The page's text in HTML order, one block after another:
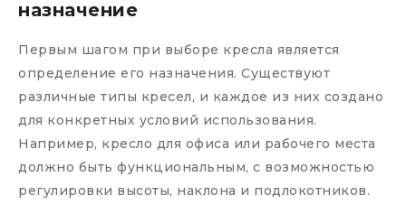
назначение
Первым шагом при выборе кресла является
определение его назначения. Существуют
различные типы кресел, и каждое из них создано
для конкретных условий использования.
Например, кресло для офиса или рабочего места
должно быть функциональным, с возможностью
регулировки высоты, наклона и подлокотников.